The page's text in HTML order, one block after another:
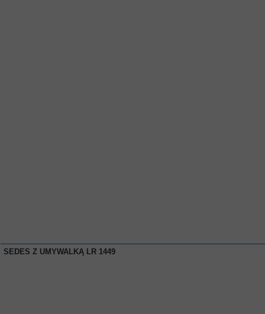
SEDES Z UMYWALKĄ LR 1449